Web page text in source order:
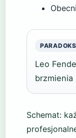
PARADOKS
Leo
brzmienia
Schemat: